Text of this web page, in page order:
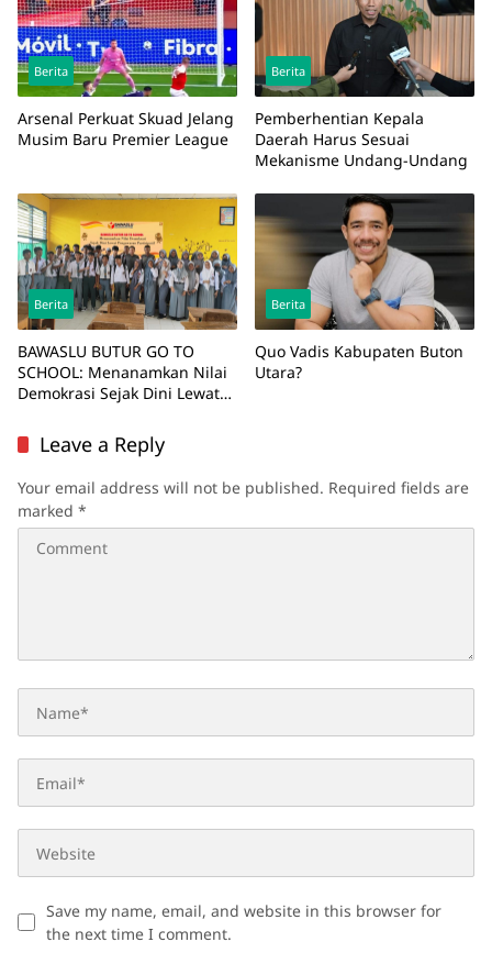
Berita
Arsenal Perkuat Skuad Jelang
Musim Baru Premier League
Berita
Pemberhentian Kepala
Daerah Harus Sesuai
Mekanisme Undang-Undang
Berita
BAWASLU BUTUR GO TO
SCHOOL: Menanamkan Nilai
Demokrasi Sejak Dini Lewat
Berita
Quo Vadis Kabupaten Buton
Utara?
Leave a Reply
Your email address will not be published. Required fields are
marked *
Save my name, email, and website in this browser for
the next time I comment.